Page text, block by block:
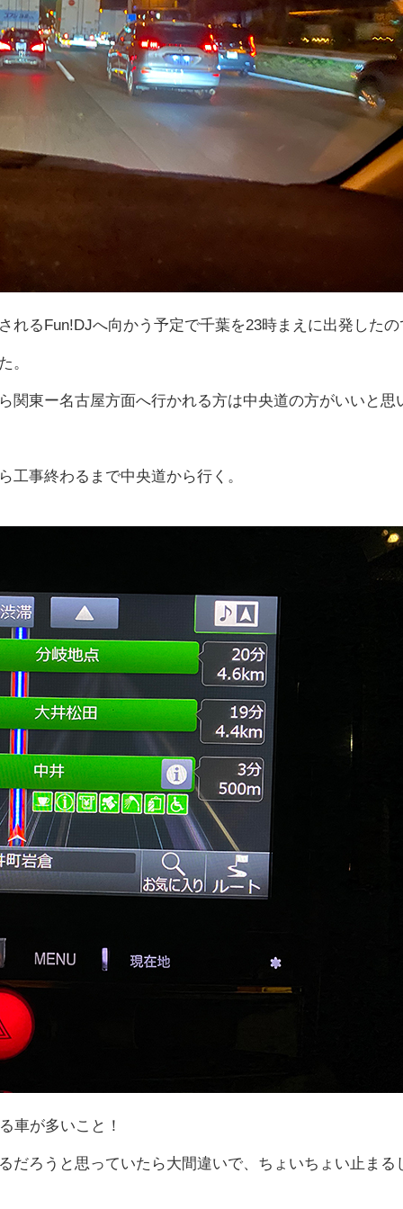
れるFun!DJへ向かう予定で千葉を23時まえに出発したの
。
関東ー名古屋方面へ行かれる方は中央道の方がいいと思
事終わるまで中央道から行く。
車が多いこと！
だろうと思っていたら大間違いで、ちょいちょい止まる